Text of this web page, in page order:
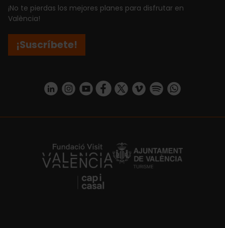
¡No te pierdas los mejores planes para disfrutar en
València!
¡Suscríbete!
https://www.linkedin.com/company/turismo-valencia/mycompany/
https://www.instagram.com/visit_valencia/
https://www.youtube.com/user/
https://www.facebook.com/
https://twitter.com/
https://vimeo.com/
https://https://api.whatsapp.com/
https://fundacion.visitvalencia.com/